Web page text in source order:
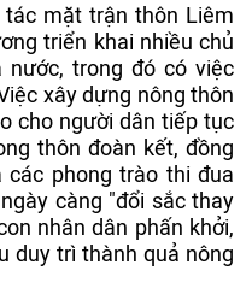
tác mặt trận thôn Liêm
triển khai nhiều chủ
trong đó có việc
xây dựng nông thôn
cho người dân tiếp tục
thôn đoàn kết, đồng
phong trào thi đua
càng "đổi sắc thay
nhân dân phấn khởi,
duy trì thành quả nông